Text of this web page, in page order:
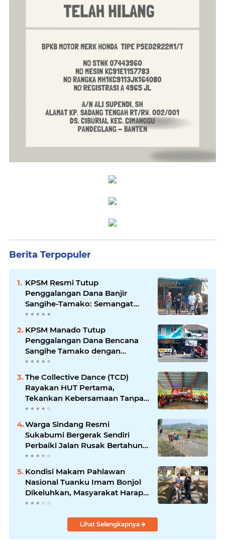
Berita Terpopuler
KPSM Resmi Tutup
Penggalangan Dana Banjir
Sangihe-Tamako: Semangat
Kebersamaan & Solidaritas
Tetap Terjaga
KPSM Manado Tutup
Penggalangan Dana Bencana
Sangihe Tamako dengan
Semangat Tinggi, Dihadiri
Banyak Seniman Ibu Kota
The Collective Dance (TCD)
Rayakan HUT Pertama,
Tekankan Kebersamaan Tanpa
Batas
Warga Sindang Resmi
Sukabumi Bergerak Sendiri
Perbaiki Jalan Rusak Bertahun-
Tahun, Pemerintah Kabupaten
& Desa Dinilai Diam Saja
Kondisi Makam Pahlawan
Nasional Tuanku Imam Bonjol
Dikeluhkan, Masyarakat Harap
Pemerintah Segera Lakukan
Lihat Selengkapnya